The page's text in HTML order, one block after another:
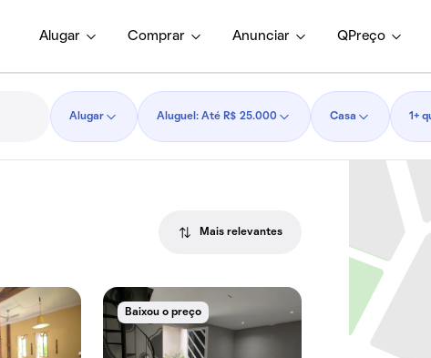
Alugar Comprar Anunciar QPreço
Alugar Aluguel: Até R$ 25.000 Casa 1+
Mais relevantes
Baixou o preço